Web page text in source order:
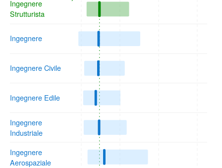
Ingegnere
Strutturista
Ingegnere
Ingegnere Civile
Ingegnere Edile
Ingegnere
Industriale
Ingegnere
Aerospaziale